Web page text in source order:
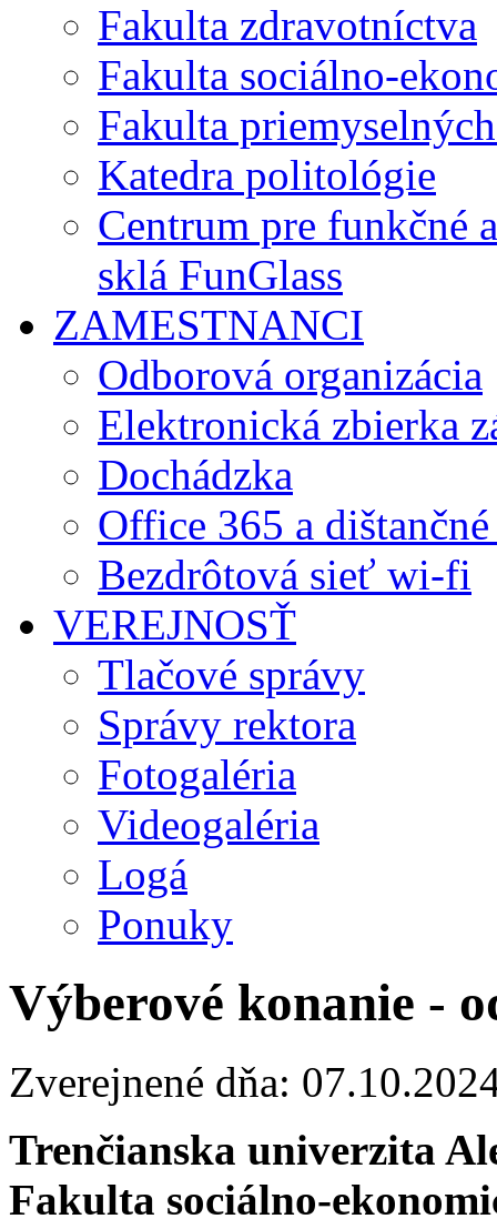
Fakulta zdravotníctva
Fakulta sociálno-
Fakulta
Katedra politológie
Centrum pre funkčné
sklá FunGlass
ZAMESTNANCI
Odborová organizácia
Elektronická zbierka
Dochádzka
Office 365 a
Bezdrôtová sieť wi-fi
VEREJNOSŤ
Tlačové správy
Správy rektora
Fotogaléria
Videogaléria
Logá
Ponuky
Výberové konanie -
Zverejnené dňa:
Trenčianska univerzita
Fakulta sociálno-